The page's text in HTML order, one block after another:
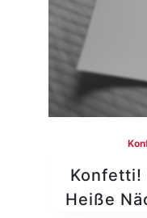
Konfetti!
Heiße